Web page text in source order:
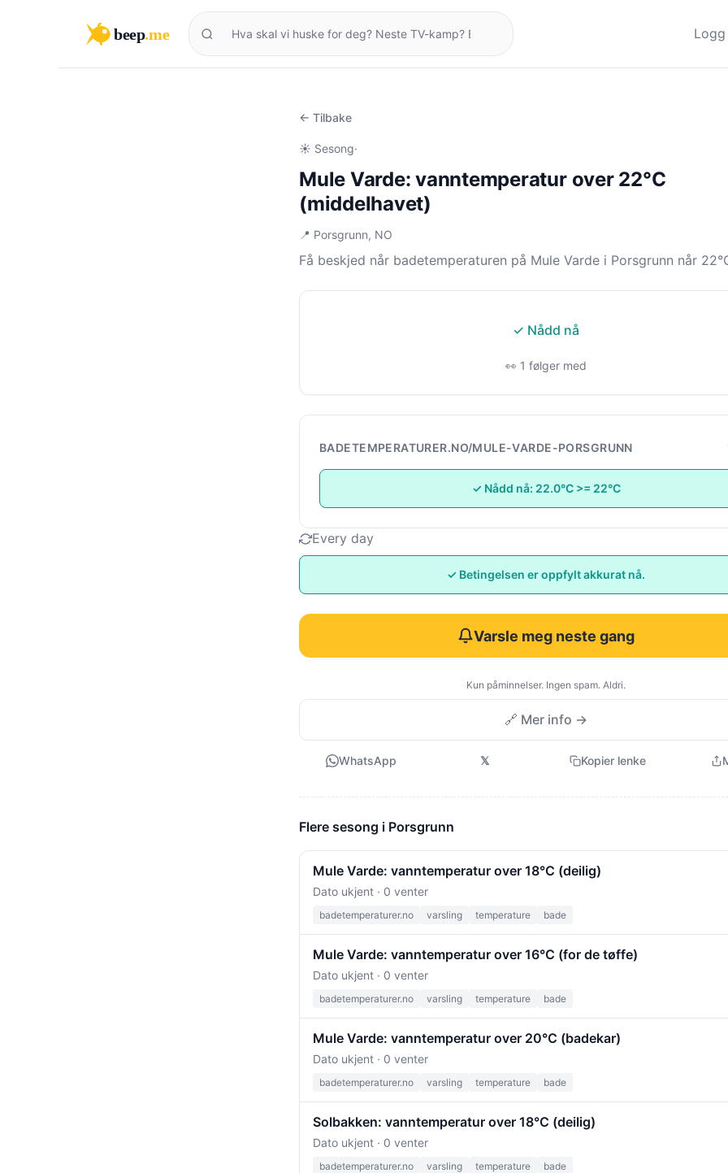
beep.me
← Tilbake
☀️ Sesong·
Mule Varde: vanntemperatur over 22°C
(middelhavet)
📍 Porsgrunn, NO
Få beskjed når badetemperaturen på Mule Varde i Porsgrunn når
✓ Nådd nå
👀 1 følger med
BADETEMPERATURER.NO/MULE-VARDE-PORSGRUNN
✓ Nådd nå: 22.0°C >= 22°C
Every day
✓ Betingelsen er oppfylt akkurat nå.
Varsle meg neste gang
Kun påminnelser. Ingen spam. Aldri.
🔗 Mer info →
WhatsApp 𝕏 Kopier lenke
Flere sesong i Porsgrunn
Mule Varde: vanntemperatur over 18°C (deilig)
Dato ukjent · 0 venter
badetemperaturer.no varsling temperature bade
Mule Varde: vanntemperatur over 16°C (for de tøffe)
Dato ukjent · 0 venter
badetemperaturer.no varsling temperature bade
Mule Varde: vanntemperatur over 20°C (badekar)
Dato ukjent · 0 venter
badetemperaturer.no varsling temperature bade
Solbakken: vanntemperatur over 18°C (deilig)
Dato ukjent · 0 venter
badetemperaturer.no varsling temperature bade